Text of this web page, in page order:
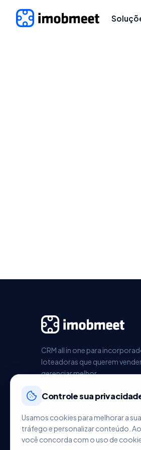
CRM all in one para
loteadoras que querem
gerenciar melhor.
Controle sua
Usamos cookies para melhorar a
tráfego e personalizar conteúdo. Ao
você concorda com o uso de